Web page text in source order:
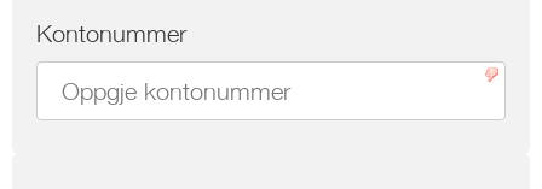
Kontonummer